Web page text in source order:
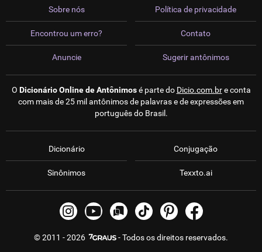
Sobre nós
Encontrou um erro?
Anuncie
Política de privacidade
Contato
Sugerir antônimos
O Dicionário Online de Antônimosé parte do Dicio.com.bre conta
com mais de 25 mil antônimos de palavras e de expressões em
português do Brasil.
Dicionário
Sinônimos
Conjugação
Texxto.ai
© 2011 - 2026 - Todos os direitos reservados.